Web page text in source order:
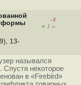
–2
+ / –
13-
назывался
Спустя некоторое
в «Firebird»